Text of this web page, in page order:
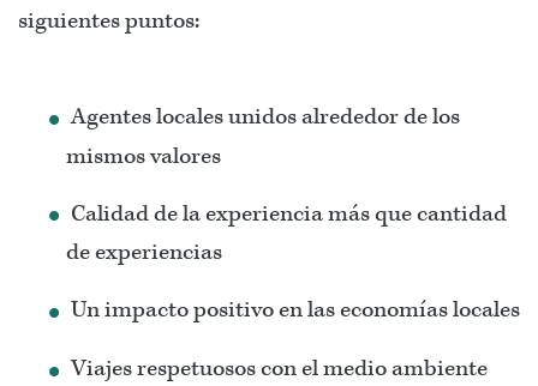
siguientes puntos:
Agentes locales unidos alrededor de los
mismos valores
Calidad de la experiencia más que cantidad
de experiencias
Un impacto positivo en las economías locales
Viajes respetuosos con el medio ambiente